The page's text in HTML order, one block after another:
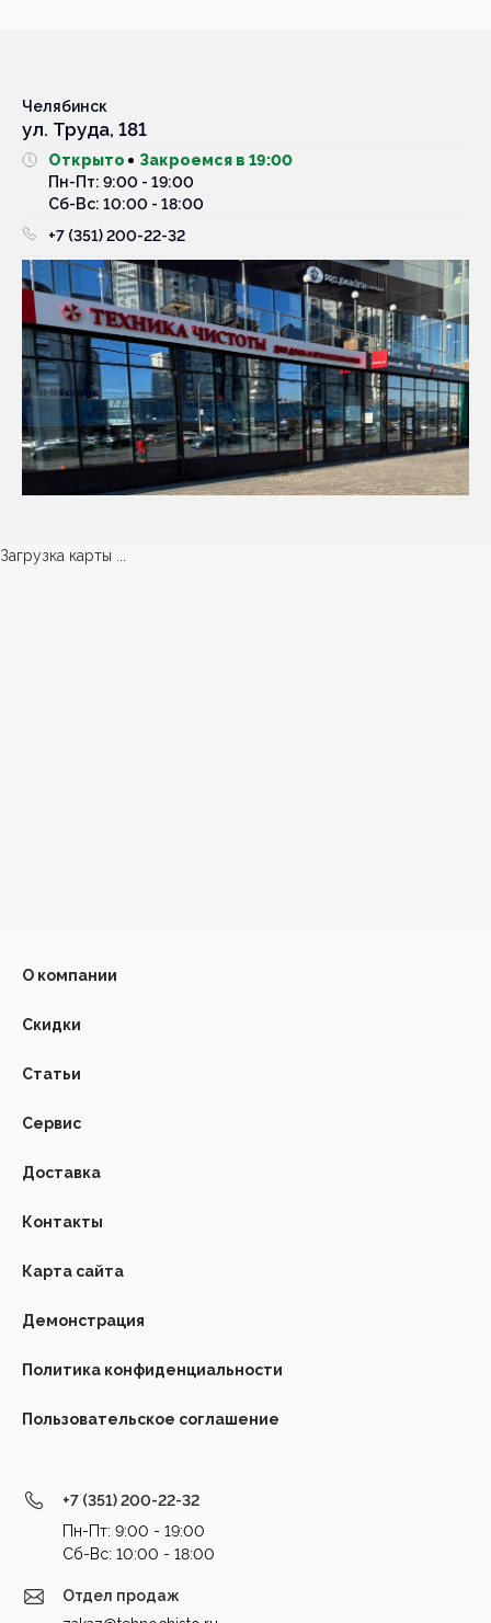
Челябинск
ул. Труда, 181
Открыто
Закроемся в 19:00
Пн-Пт: 9:00 - 19:00
Cб-Вс: 10:00 - 18:00
+7 (351) 200-22-32
Загрузка карты ...
О компании
Скидки
Статьи
Сервис
Доставка
Контакты
Карта сайта
Демонстрация
Политика конфиденциальности
Пользовательское соглашение
+7 (351) 200-22-32
Пн-Пт: 9:00 - 19:00
Cб-Вс: 10:00 - 18:00
Отдел продаж